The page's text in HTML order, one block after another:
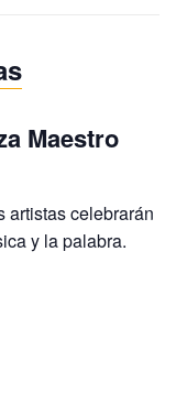
Maestro
artistas celebrarán
y la palabra.